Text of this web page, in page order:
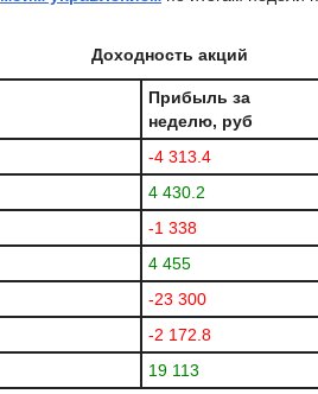
Доходность акций
Прибыль за
неделю, руб
-4 313.4
4 430.2
-1 338
4 455
-23 300
-2 172.8
19 113